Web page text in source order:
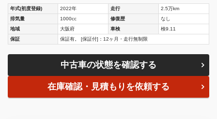
年式(初度登録) 2022年 走行
2.5万km
排気量
1000cc 修復歴
なし
地域
大阪府 車検
検9.11
保証
保証有。 [保証付]：12ヶ月・走行無制限
中古車の状態を確認する
在庫確認・見積もりを依頼する